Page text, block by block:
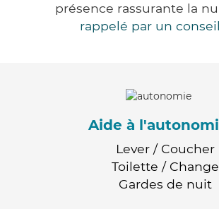
présence rassurante la
rappelé par un
Aide à
Lever / Coucher
Toilette / Change
Gardes de nuit